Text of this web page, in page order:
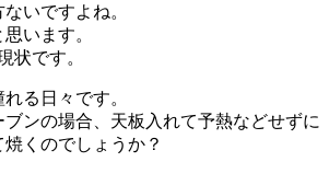
いですよね。
います。
状です。
る日々です。
ンの場合、天板入れて予熱などせずに
くのでしょうか？